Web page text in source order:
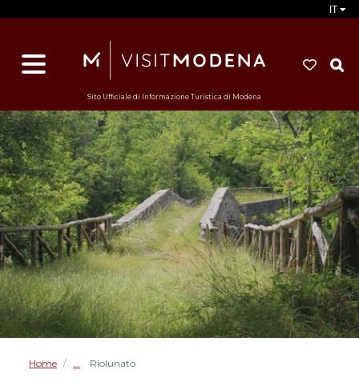
IT
Sito Ufficiale di Informazione Turistica di Modena
Home / Riolunato